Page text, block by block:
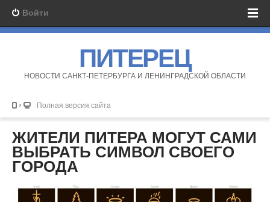
Войти
ПИТЕРЕЦ
НОВОСТИ САНКТ-ПЕТЕРБУРГА И ЛЕНИНГРАДСКОЙ ОБЛАСТИ
Полная версия сайта
ЖИТЕЛИ ПИТЕРА МОГУТ САМИ
ВЫБРАТЬ СИМВОЛ СВОЕГО
ГОРОДА